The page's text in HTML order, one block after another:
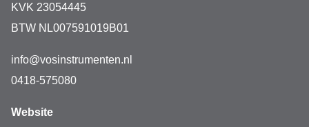
KVK 23054445
BTW NL007591019B01
info@vosinstrumenten.nl
0418-575080
Website